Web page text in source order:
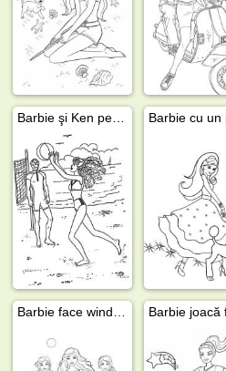
Barbie cu un
Barbie joacă